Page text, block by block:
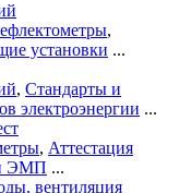
,
установки ...
, Стандарты и
электроэнергии ...
, Аттестация
ЭМП ...
вентиляция